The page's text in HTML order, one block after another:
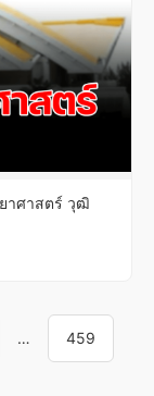
าศาสตร์ วุฒิ
… 459